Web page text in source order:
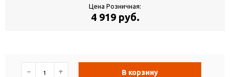
Цена Розничная:
4 919 руб.
− + В корзину